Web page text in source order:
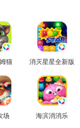
猫 消灭星星全新版
场 海滨消消乐